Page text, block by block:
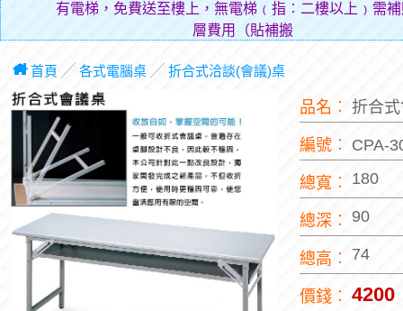
有電梯，免費送至樓上，無電梯﹙指︰二樓以上﹚需
層費用（貼補搬運人的
首頁 ╱ 各式電腦桌╱ 折合式洽談(會議)桌
品名︰ 折合
編號︰ CPA-
總寬︰ 180
總深︰ 90
總高︰ 74
價錢︰ 4200